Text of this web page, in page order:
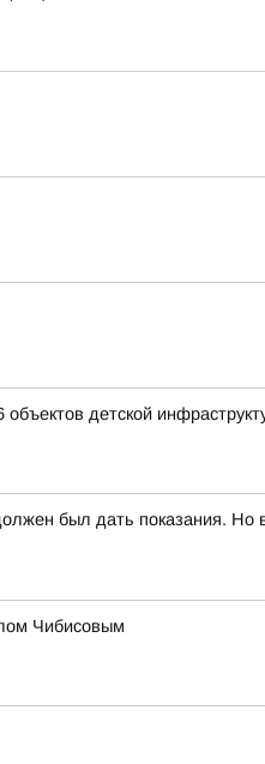
детской
был дать показания. Но
Чибисовым